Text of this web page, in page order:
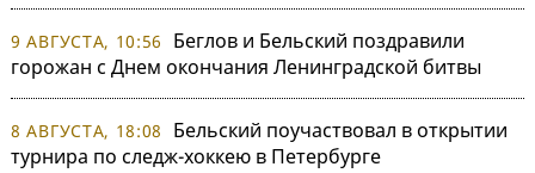
9 АВГУСТА, 10:56
Беглов и Бельский поздравили
горожан с Днем окончания Ленинградской битвы
8 АВГУСТА, 18:08
Бельский поучаствовал в открытии
турнира по следж-хоккею в Петербурге